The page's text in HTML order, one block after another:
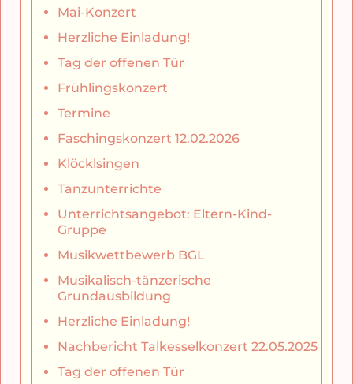
Mai-Konzert
Herzliche Einladung!
Tag der offenen Tür
Frühlingskonzert
Termine
Faschingskonzert 12.02.2026
Klöcklsingen
Tanzunterrichte
Unterrichtsangebot: Eltern-Kind-
Gruppe
Musikwettbewerb BGL
Musikalisch-tänzerische
Grundausbildung
Herzliche Einladung!
Nachbericht Talkesselkonzert 22.05.2025
Tag der offenen Tür